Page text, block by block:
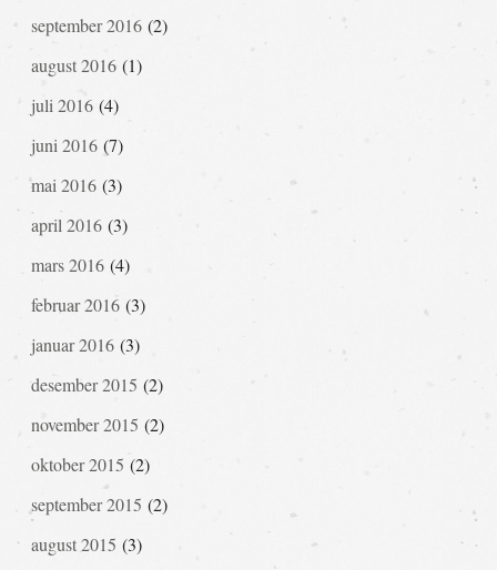
september 2016(2)
august 2016(1)
juli 2016(4)
juni 2016(7)
mai 2016(3)
april 2016(3)
mars 2016(4)
februar 2016(3)
januar 2016(3)
desember 2015 (2)
november 2015 (2)
oktober 2015 (2)
september 2015 (2)
august 2015 (3)